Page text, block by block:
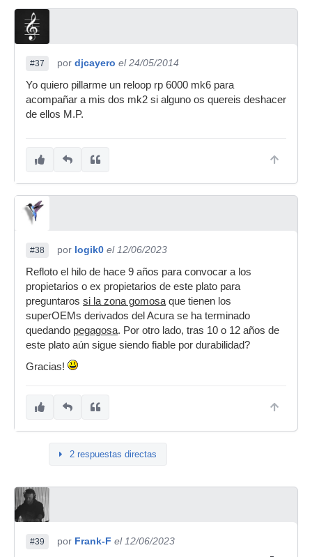
#37 por djcayero el 24/05/2014
Yo quiero pillarme un reloop rp 6000 mk6 para
acompañar a mis dos mk2 si alguno os quereis deshacer
de ellos M.P.
#38 por logik0 el 12/06/2023
Refloto el hilo de hace 9 años para convocar a los
propietarios o ex propietarios de este plato para
preguntaros si la zona gomosa que tienen los
superOEMs derivados del Acura se ha terminado
quedando pegagosa. Por otro lado, tras 10 o 12 años de
este plato aún sigue siendo fiable por durabilidad?
Gracias!
2 respuestas directas
#39 por Frank-F el 12/06/2023